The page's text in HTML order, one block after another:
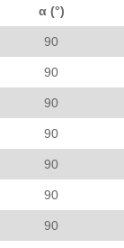
α (°)
90
90
90
90
90
90
90